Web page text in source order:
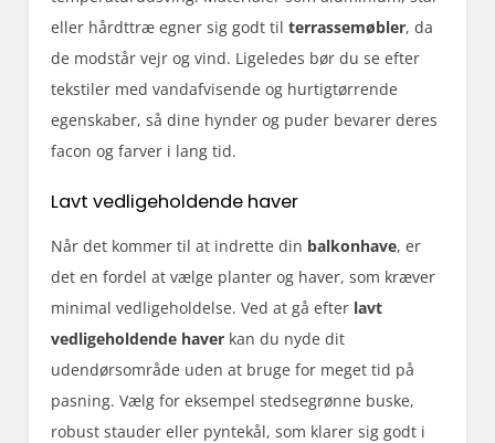
eller hårdttræ egner sig godt tilterrassemøbler, da
de modstår vejr og vind. Ligeledes bør du se efter
tekstiler med vandafvisende og hurtigtørrende
egenskaber, så dine hynder og puder bevarer deres
facon og farver i lang tid.
Lavt vedligeholdende haver
Når det kommer til at indrette din balkonhave, er
det en fordel at vælge planter og haver, som kræver
minimal vedligeholdelse. Ved at gå efter lavt
vedligeholdende haver kan du nyde dit
udendørsområde uden at bruge for meget tid på
pasning. Vælg for eksempel stedsegrønne buske,
robust stauder eller pyntekål, som klarer sig godt i